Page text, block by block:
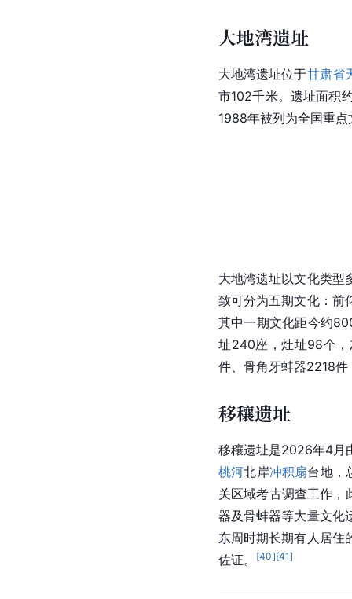
大地湾遗址
大地湾遗址位于甘肃省
市102千米。遗址面积
1988年被列为全国重
大地湾遗址以文化类型
致可分为五期文化：前
其中一期文化距今约
址240座，灶址98个，
件、骨角牙蚌器2218件
移穰遗址
移穰遗址是2026年4月
桃河北岸冲积扇台地，
关区域考古调查工作，
器及骨蚌器等大量文化
东周时期长期有人居住
佐证。
[40][41]